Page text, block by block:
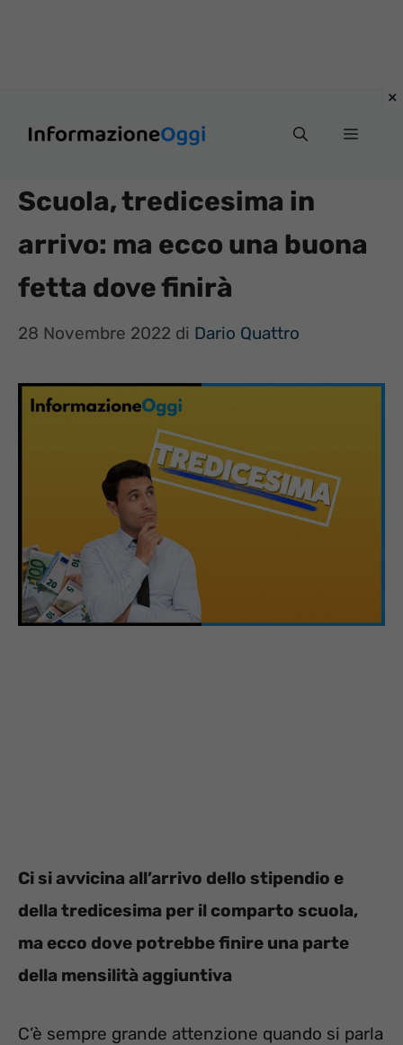
Menu
Scuola, tredicesima in
arrivo: ma ecco una buona
fetta dove finirà
28 Novembre 2022 di Dario Quattro
Ci si avvicina all’arrivo dello stipendio e
della tredicesima per il comparto scuola,
ma ecco dove potrebbe finire una parte
della mensilità aggiuntiva
C’è sempre grande attenzione quando si parla